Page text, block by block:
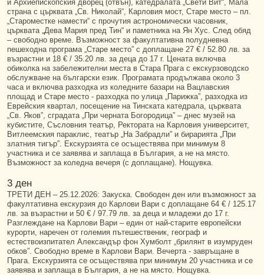
и Архиепископския дворец (отвън), катедралата „Свети Вит“, Мала
страна с църквата „Св. Николай“, Карловия мост, Старе место – пл.
„Староместке намести“ с прочутия астрономически часовник,
църквата „Дева Мария пред Тин“ и паметника на Ян Хус. След обяд
– свободно време. Възможност за факултативна полудневна
пешеходна програма „Старе место” с доплащане 27 € / 52.80 лв. за
възрастни и 18 € / 35.20 лв. за деца до 17 г. Цената включва
обиколка на забележителни места в Стара Прага с екскурзоводско
обслужване на български език. Програмата продължава около 3
часа и включва разходка из коледните базари на Вацлавския
площад и Старе место - разходка по улица „Парижка”, разходка из
Еврейския квартал, посещение на Тинската катедрала, църквата
„Св. Яков”, сградата „При черната Богородица” – днес музей на
кубистите, Съсловния театър, Ректората на Карловия университет,
Витлеемския параклис, театър „На Забрадли” и бирарията „При
златния тигър”. Екскурзията се осъществява при минимум 8
участника и се заявява и заплаща в България, а не на място.
Възможност за коледна вечеря (с доплащане). Нощувка.
3 ден
ТРЕТИ ДЕН – 25.12.2026: Закуска. Свободен ден или възможност за
факултативна екскурзия до Карлови Вари с доплащане 64 € / 125.17
лв. за възрастни и 50 € / 97.79 лв. за деца и младежи до 17 г.
Разглеждане на Карлови Вари – един от най-старите европейски
курорти, наречен от големия пътешественик, географ и
естествоизпитател Александър фон Хумболт „брилянт в изумруден
обков”. Свободно време в Карлови Вари. Вечерта - завръщане в
Прага. Екскурзията се осъществява при минимум 20 участника и се
заявява и заплаща в България, а не на място. Нощувка.